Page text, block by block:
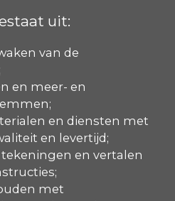
uit:
van de
en meer- en
en diensten met
en levertijd;
en vertalen
met